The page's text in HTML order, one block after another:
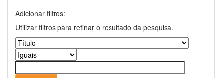
Adicionar filtros:
Utilizar filtros para refinar o resultado da pesquisa.